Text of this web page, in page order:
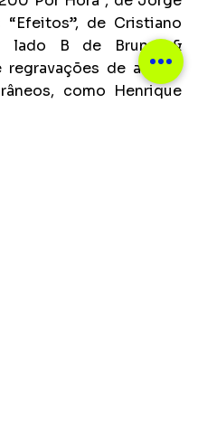
“Efeitos”, de Cristiano
lado B de Bruno &
regravações de aristas
como Henrique